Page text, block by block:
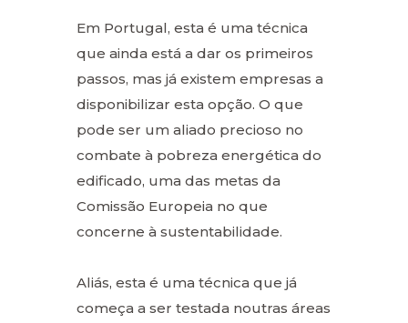
Em Portugal, esta é uma técnica
que ainda está a dar os primeiros
passos, mas já existem empresas a
disponibilizar esta opção. O que
pode ser um aliado precioso no
combate à pobreza energética do
edificado, uma das metas da
Comissão Europeia no que
concerne à sustentabilidade.
Aliás, esta é uma técnica que já
começa a ser testada noutras áreas